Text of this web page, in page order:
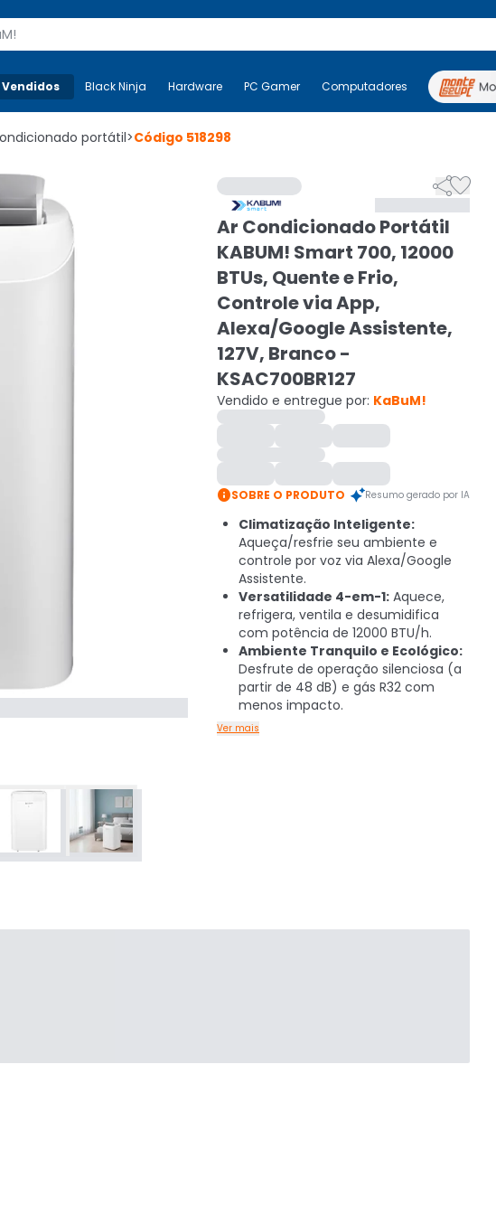
Mais-v- Black Ninja Hardware PC Gamer Computadores
Black Ninja Hardware PC Gamer Computadores Periféricos
portátil>Código 518298

Ar Condicionado Portátil
KABUM! Smart 700, 12000
BTUs, Quente e Frio,
Controle via App,
Alexa/Google Assistente,
127V, Branco -
KSAC700BR127
Vendido e entregue por: KaBuM!
SOBRE O PRODUTO Resumo gerado por IA
Climatização Inteligente:
Aqueça/resfrie seu ambiente e
controle por voz via Alexa/Google
Assistente.
Versatilidade 4-em-1: Aquece,
refrigera, ventila e desumidifica
com potência de 12000 BTU/h.
Ambiente Tranquilo e Ecológico:
Desfrute de operação silenciosa (a
partir de 48 dB) e gás R32 com
menos impacto.
Ver mais